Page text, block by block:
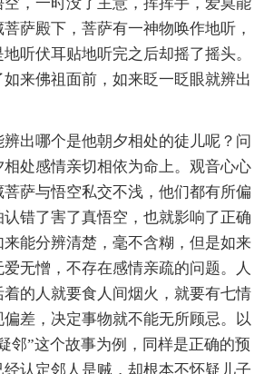
萨殿下，菩萨有一神物唤作地听，
听伏耳贴地听完之后却摇了摇头。
来佛祖面前，如来眨一眨眼就辨出
出哪个是他朝夕相处的徒儿呢？问
处感情亲切相依为命上。观音心心
萨与悟空私交不浅，他们都有所偏
错了害了真悟空，也就影响了正确
能分辨清楚，毫不含糊，但是如来
无憎，不存在感情亲疏的问题。人
的人就要食人间烟火，就要有七情
差，决定事物就不能无所顾忌。以
邻”这个故事为例，同样是正确的预
认定邻人是贼，却根本不怀疑儿子